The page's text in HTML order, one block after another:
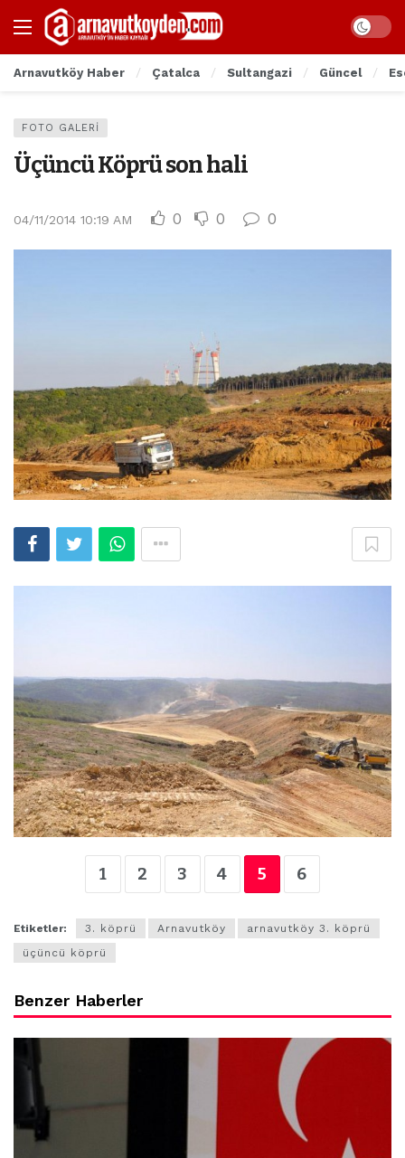
Arnavutköy Haber Çatalca Sultangazi Güncel
FOTO GALERI
Üçüncü Köprü son hali
04/11/2014 10:19 AM 0 0 0
1 2 3 4 5 6
Etiketler: 3. köprü Arnavutköy
arnavutköy 3. köprü
üçüncü köprü
Benzer Haberler